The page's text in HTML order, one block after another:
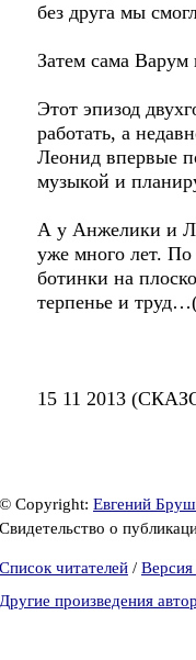
без друга мы
Затем сама Варум
Этот эпизод
работать, а
Леонид впервые
музыкой и
А у Анжелики и
уже много лет. По
ботинки на
терпенье и
15 11 2013
© Copyright: Евгений
Свидетельство о
Список читателей / Версия
Другие произведения